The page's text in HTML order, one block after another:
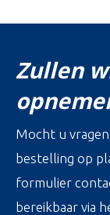
Zullen
Mocht u
bestelling op
formulier
bereikbaar via